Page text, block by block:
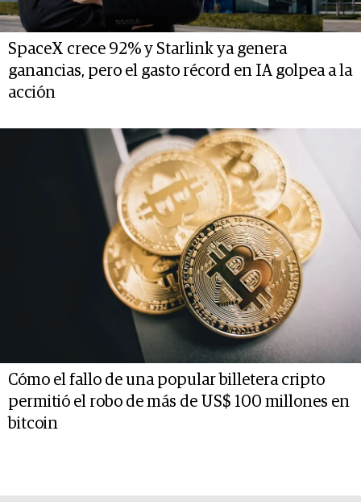
SpaceX crece 92% y Starlink ya genera
ganancias, pero el gasto récord en IA golpea a la
acción
Cómo el fallo de una popular billetera cripto
permitió el robo de más de US$ 100 millones en
bitcoin